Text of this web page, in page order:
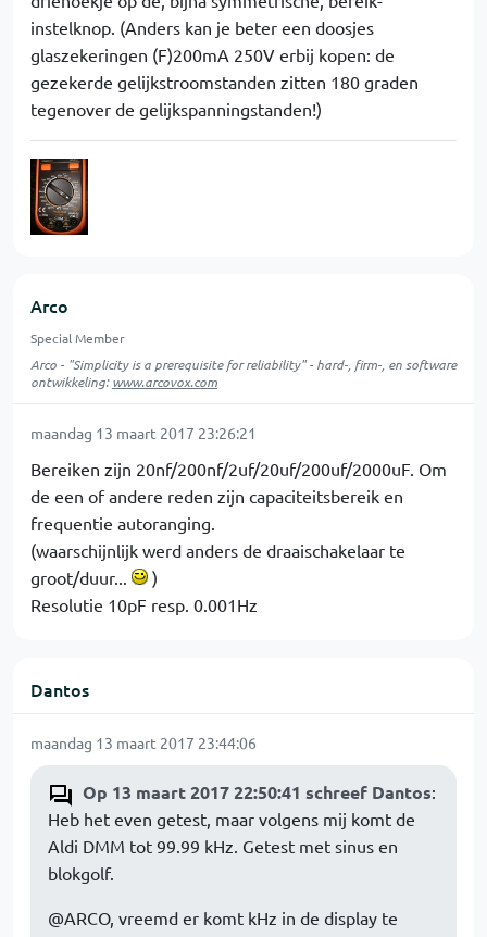
instelknop. (Anders kan je beter een doosjes
glaszekeringen (F)200mA 250V erbij kopen: de
gezekerde gelijkstroomstanden zitten 180 graden
tegenover de gelijkspanningstanden!)
Arco
Special Member
Arco - "Simplicity is a prerequisite for reliability" - hard-, firm-, en software
ontwikkeling:www.arcovox.com
maandag 13 maart 2017 23:26:21
Bereiken zijn 20nf/200nf/2uf/20uf/200uf/2000uF. Om
de een of andere reden zijn capaciteitsbereik en
frequentie autoranging.
(waarschijnlijk werd anders de draaischakelaar te
groot/duur...
)
Resolutie 10pF resp. 0.001Hz
Dantos
maandag 13 maart 2017 23:44:06
Op 13 maart 2017 22:50:41 schreef Dantos:
Heb het even getest, maar volgens mij komt de
Aldi DMM tot 99.99 kHz. Getest met sinus en
blokgolf.
@ARCO, vreemd er komt kHz in de display te